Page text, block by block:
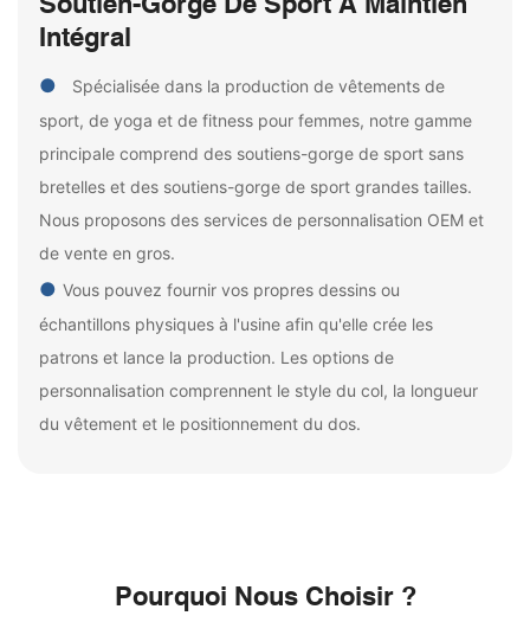
Intégral
●
Spécialisée dans la production de vêtements de
sport, de yoga et de fitness pour femmes, notre gamme
principale comprend des soutiens-gorge de sport sans
bretelles et des soutiens-gorge de sport grandes tailles.
Nous proposons des services de personnalisation OEM et
de vente en gros.
● Vous pouvez fournir vos propres dessins ou
échantillons physiques à l'usine afin qu'elle crée les
patrons et lance la production. Les options de
personnalisation comprennent le style du col, la longueur
du vêtement et le positionnement du dos.
Pourquoi Nous Choisir ?